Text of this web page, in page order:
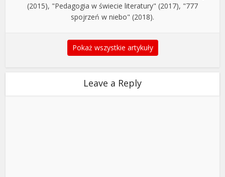
(2015), "Pedagogia w świecie literatury" (2017), "777
spojrzeń w niebo" (2018).
Pokaż wszystkie artykuły
Leave a Reply